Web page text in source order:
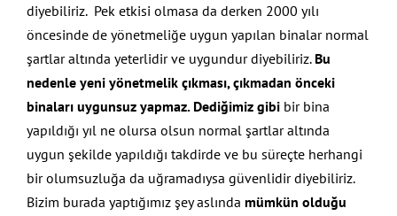
diyebiliriz. Pek etkisi olmasa da derken 2000 yılı
öncesinde de yönetmeliğe uygun yapılan binalar normal
şartlar altında yeterlidir ve uygundur diyebiliriz. Bu
nedenle yeni yönetmelik çıkması, çıkmadan önceki
binaları uygunsuz yapmaz. Dediğimiz gibibir bina
yapıldığı yıl ne olursa olsun normal şartlar altında
uygun şekilde yapıldığı takdirde ve bu süreçte herhangi
bir olumsuzluğa da uğramadıysa güvenlidir diyebiliriz.
Bizim burada yaptığımız şey aslında mümkün olduğu